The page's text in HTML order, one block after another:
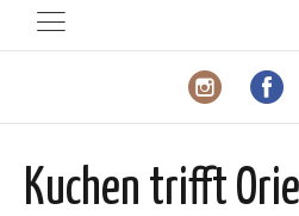
Kuchen trifft